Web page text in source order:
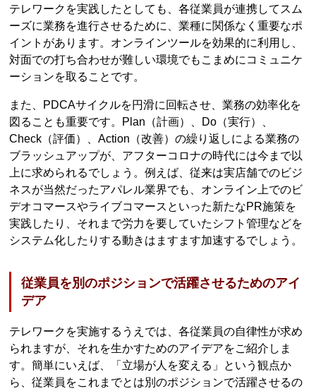
テレワークを実践したとしても、各従業員が連携してスム
ーズに業務を進行させるために、業種に関係なく重要なポ
イントがあります。オンラインツールを効果的に利用し、
対面での打ち合わせが難しい環境でもこまめにコミュニケ
ーションを取ることです。
また、PDCAサイクルを円滑に回転させ、業務の効率化を
図ることも重要です。Plan（計画）、Do（実行）、
Check（評価）、Action（改善）の繰り返しによる業務の
ブラッシュアップが、アフターコロナの時代には今まで以
上に求められるでしょう。例えば、従来は実店舗でのビジ
ネスが当然だったアパレル業界でも、オンライン上でのビ
デオコマースやライブコマースといった新たなPR施策を
実践したり、それまで労力を要していたシフト管理などを
システム化したりする動きはますます加速するでしょう。
従業員を別のポジションで活躍させるためのアイ
デア
テレワークを実施するうえでは、各従業員の自律性が求め
られますが、それを生かすためのアイデアをご紹介しま
す。簡単にいえば、「立場が人を変える」という観点か
ら、従業員をこれまでとは別のポジションで活躍させるの